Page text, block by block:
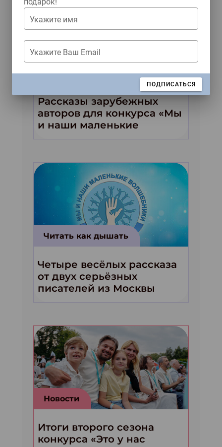
Читать как дышать
Рассказы зарубежных
авторов для конкурса «Мы
и наши маленькие
волшебники!»
Читать как дышать
Четыре весёлых рассказа
от двух серьёзных
писателей из Москвы
Новости
Итоги второго сезона
конкурса «Это у нас
Укажите имя
Укажите Ваш Email
ПОДПИСАТЬСЯ